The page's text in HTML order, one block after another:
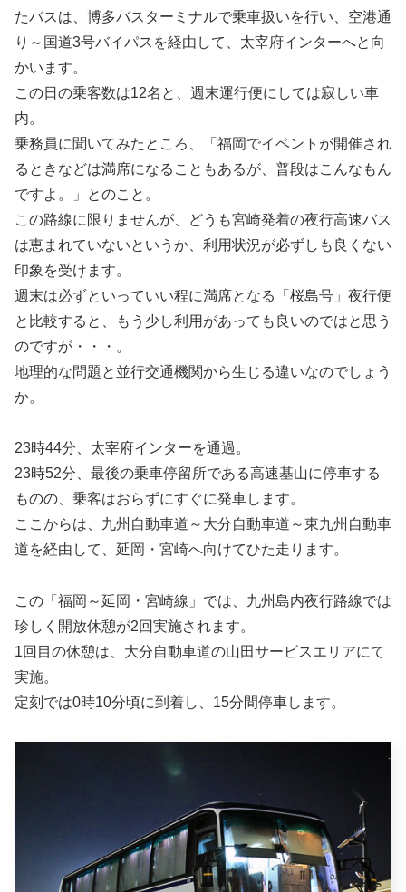
たバスは、博多バスターミナルで乗車扱いを行い、空港通
り～国道3号バイパスを経由して、太宰府インターへと向
かいます。
この日の乗客数は12名と、週末運行便にしては寂しい車
内。
乗務員に聞いてみたところ、「福岡でイベントが開催され
るときなどは満席になることもあるが、普段はこんなもん
ですよ。」とのこと。
この路線に限りませんが、どうも宮崎発着の夜行高速バス
は恵まれていないというか、利用状況が必ずしも良くない
印象を受けます。
週末は必ずといっていい程に満席となる「桜島号」夜行便
と比較すると、もう少し利用があっても良いのではと思う
のですが・・・。
地理的な問題と並行交通機関から生じる違いなのでしょう
か。
23時44分、太宰府インターを通過。
23時52分、最後の乗車停留所である高速基山に停車する
ものの、乗客はおらずにすぐに発車します。
ここからは、九州自動車道～大分自動車道～東九州自動車
道を経由して、延岡・宮崎へ向けてひた走ります。
この「福岡～延岡・宮崎線」では、九州島内夜行路線では
珍しく開放休憩が2回実施されます。
1回目の休憩は、大分自動車道の山田サービスエリアにて
実施。
定刻では0時10分頃に到着し、15分間停車します。